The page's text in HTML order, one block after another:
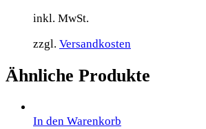
inkl. MwSt.
zzgl. Versandkosten
Ähnliche Produkte
In den Warenkorb